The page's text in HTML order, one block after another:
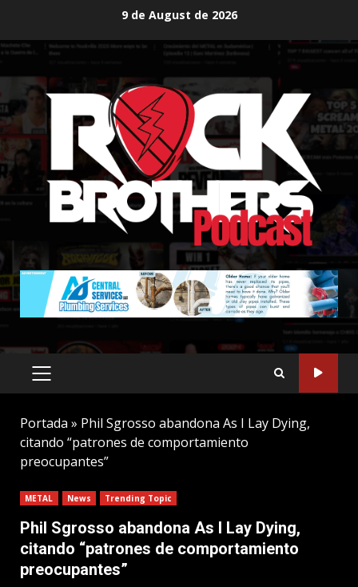
content
9 de August de 2026
PRIMARY
MENU
Portada » Phil Sgrosso abandona As I Lay Dying,
citando “patrones de comportamiento
preocupantes”
METAL News Trending Topic
Phil Sgrosso abandona As I Lay Dying,
citando “patrones de comportamiento
preocupantes”